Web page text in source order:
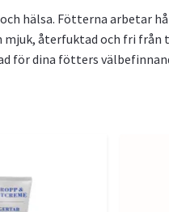
hälsa. Fötterna arbetar
återfuktad och fri
för dina fötters